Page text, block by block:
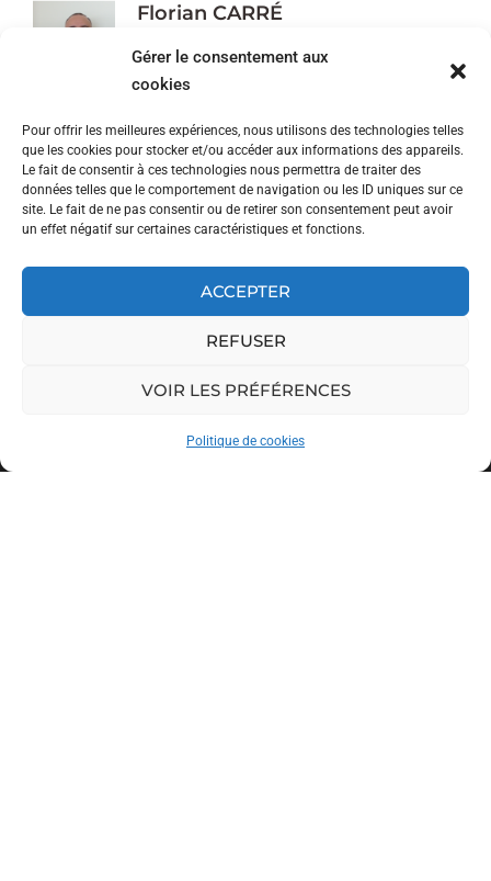
Gérer le consentement aux
cookies
Pour offrir les meilleures expériences, nous utilisons des technologies telles
que les cookies pour stocker et/ou accéder aux informations des appareils.
Le fait de consentir à ces technologies nous permettra de traiter des
données telles que le comportement de navigation ou les ID uniques sur ce
site. Le fait de ne pas consentir ou de retirer son consentement peut avoir
un effet négatif sur certaines caractéristiques et fonctions.
ACCEPTER
REFUSER
VOIR LES PRÉFÉRENCES
Politique de cookies
Florian CARRÉ
Christelle LEROY
Couturière
5 juin 2026
Claudie RASSE
animaux